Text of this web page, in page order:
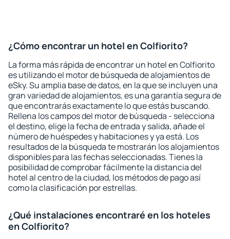
¿Cómo encontrar un hotel en Colfiorito?
La forma más rápida de encontrar un hotel en Colfiorito
es utilizando el motor de búsqueda de alojamientos de
eSky. Su amplia base de datos, en la que se incluyen una
gran variedad de alojamientos, es una garantía segura de
que encontrarás exactamente lo que estás buscando.
Rellena los campos del motor de búsqueda - selecciona
el destino, elige la fecha de entrada y salida, añade el
número de huéspedes y habitaciones y ya está. Los
resultados de la búsqueda te mostrarán los alojamientos
disponibles para las fechas seleccionadas. Tienes la
posibilidad de comprobar fácilmente la distancia del
hotel al centro de la ciudad, los métodos de pago así
como la clasificación por estrellas.
¿Qué instalaciones encontraré en los hoteles
en Colfiorito?